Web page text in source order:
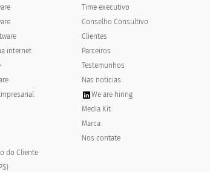
internet
do Cliente
Time executivo
Conselho Consultivo
Clientes
Parceiros
Testemunhos
Nas noticias
We are hiring
Media Kit
Marca
Nos contate